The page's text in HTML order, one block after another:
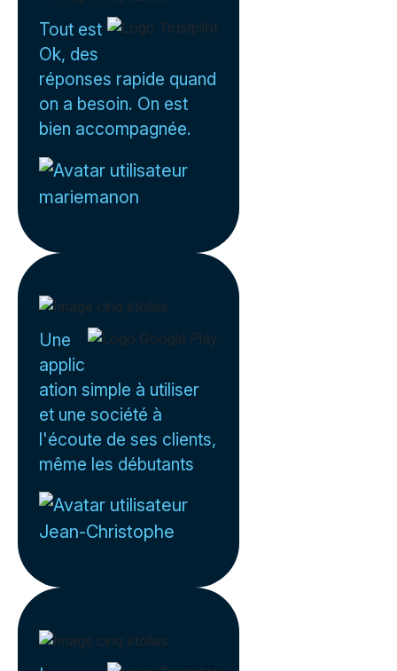
Tout est
Ok, des
réponses rapide quand
on a besoin. On est
bien accompagnée.
mariemanon
Une
applic
ation simple à utiliser
et une société à
l'écoute de ses clients,
même les débutants
Jean-Christophe